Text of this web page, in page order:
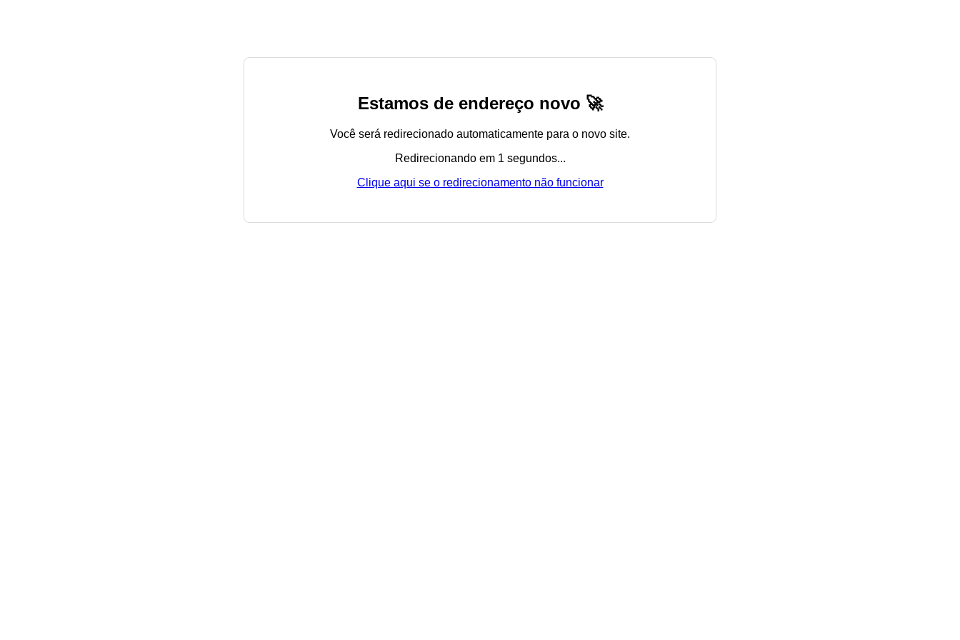
Estamos de endereço novo 🚀
Você será redirecionado automaticamente para o novo site.
Redirecionando em 1 segundos...
Clique aqui se o redirecionamento não funcionar